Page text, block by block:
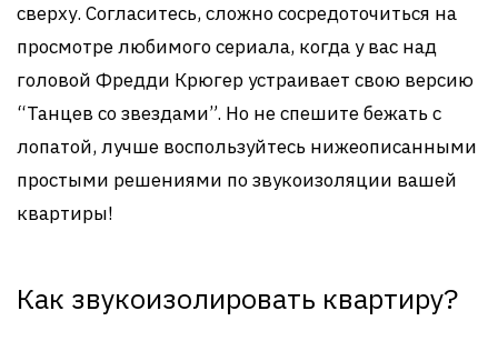
сверху. Согласитесь, сложно сосредоточиться на
просмотре любимого сериала, когда у вас над
головой Фредди Крюгер устраивает свою версию
“Танцев со звездами”. Но не спешите бежать с
лопатой, лучше воспользуйтесь нижеописанными
простыми решениями по звукоизоляции вашей
квартиры!
Как звукоизолировать квартиру?